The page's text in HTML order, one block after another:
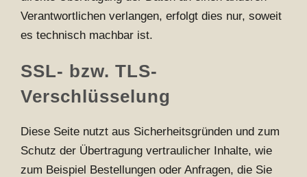
Verantwortlichen verlangen, erfolgt dies nur, soweit
es technisch machbar ist.
SSL- bzw. TLS-
Verschlüsselung
Diese Seite nutzt aus Sicherheitsgründen und zum
Schutz der Übertragung vertraulicher Inhalte, wie
zum Beispiel Bestellungen oder Anfragen, die Sie